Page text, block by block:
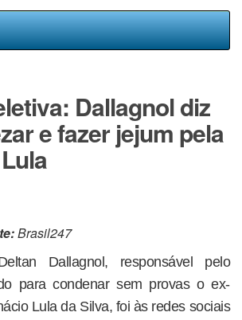
Dallagnol diz
e fazer jejum pela
Brasil247
Dallagnol, responsável pelo
para condenar sem provas o ex-
Lula da Silva, foi às redes sociais